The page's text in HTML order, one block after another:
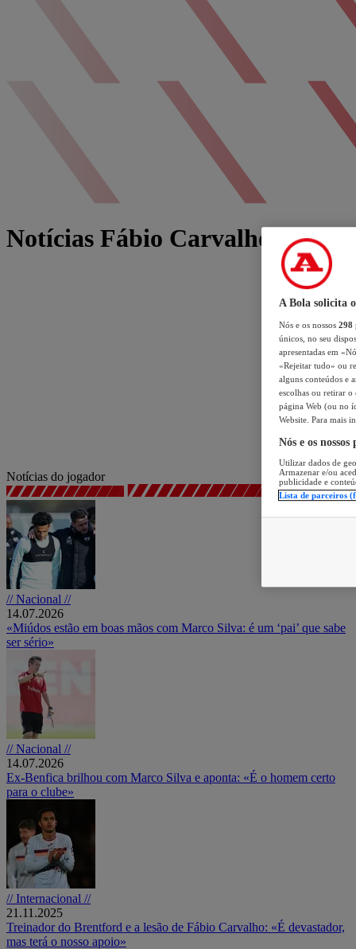
Notícias Fábio Carvalho
Notícias do jogador
// Nacional //
14.07.2026
«Miúdos estão em boas mãos com Marco Silva: é um ‘pai’ que sabe
ser sério»
// Nacional //
14.07.2026
Ex-Benfica brilhou com Marco Silva e aponta: «É o homem certo
para o clube»
// Internacional //
21.11.2025
Treinador do Brentford e a lesão de Fábio Carvalho: «É devastador,
mas terá o nosso apoio»
A Bola solicita
Nós e os nossos 298
únicos, no seu
apresentadas em
«Rejeitar tudo» ou
alguns conteúdos e
escolhas ou retirar
página Web (ou no
Website. Para mais
Nós e os
Utilizar dados de
Armazenar e/ou
publicidade e
Lista de parceiros